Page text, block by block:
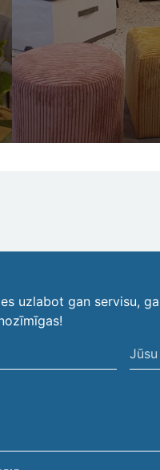
uzlabot gan servisu,
Jūsu
e-